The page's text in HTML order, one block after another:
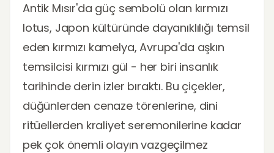
Antik Mısır'da güç sembolü olan kırmızı
lotus, Japon kültüründe dayanıklılığı temsil
eden kırmızı kamelya, Avrupa'da aşkın
temsilcisi kırmızı gül - her biri insanlık
tarihinde derin izler bıraktı. Bu çiçekler,
düğünlerden cenaze törenlerine, dini
ritüellerden kraliyet seremonilerine kadar
pek çok önemli olayın vazgeçilmez